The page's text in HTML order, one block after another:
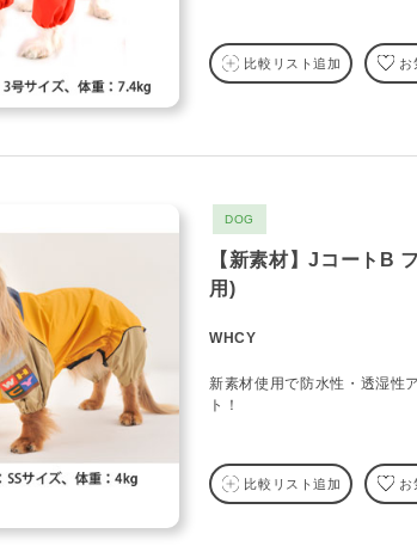
比較リスト追加 お
DOG
【新素材】JコートB
用)
WHCY
新素材使用で防水性・透湿性
ト！
比較リスト追加 お